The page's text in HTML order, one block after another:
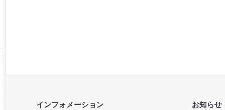
インフォメーション お知らせ